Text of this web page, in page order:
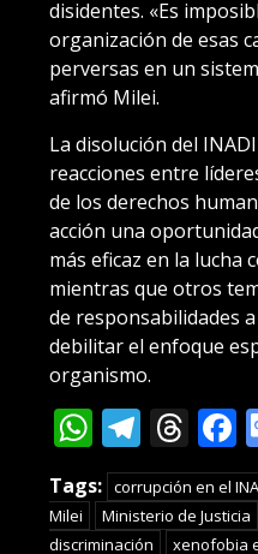
disidentes. «Es
organización de esas
perversas en un
afirmó Milei.
La disolución del
reacciones entre
de los derechos
acción una
más eficaz en la lucha
mientras que otros
de responsabilidades
debilitar el enfoque
organismo.
Tags: corrupción en el
Milei
Ministerio de Justicia
discriminación
xenofobia